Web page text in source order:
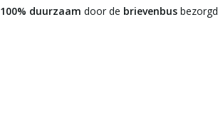
100% duurzaam door de brievenbusbezorgd